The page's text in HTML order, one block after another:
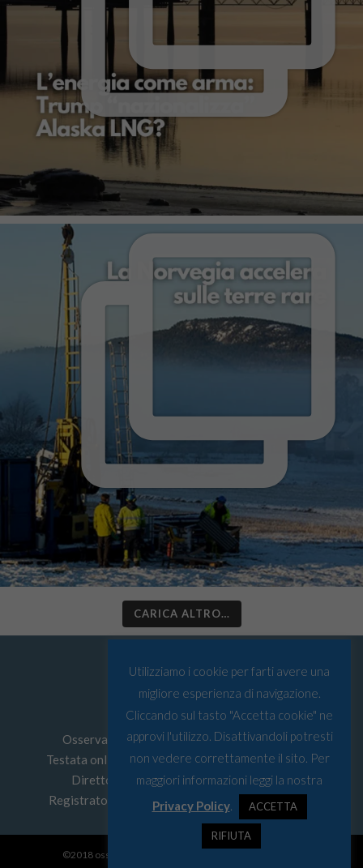
CARICA ALTRO…
Osservatorio Artico © Tutti i diritti riservati
Testata online edita daMust srlP.I: 03067590103
Direttore Responsabile: Leonardo Parigi
Registrato presso Tribunale di Genova n° 4/2022
©2018 osservatorio artico - Web Designer:
Utilizziamo i cookie per farti avere una
migliore esperienza di navigazione.
Cliccando sul tasto "Accetta cookie" ne
approvi l'utilizzo. Disattivandoli potresti
non vedere correttamente il sito. Per
maggiori informazioni leggi la nostra
Privacy Policy. ACCETTA
RIFIUTA